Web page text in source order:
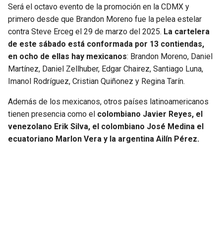
Será el octavo evento de la promoción en la CDMX y
primero desde que Brandon Moreno fue la pelea estelar
contra Steve Erceg el 29 de marzo del 2025. La cartelera
de este sábado está conformada por 13 contiendas,
en ocho de ellas hay mexicanos: Brandon Moreno, Daniel
Martínez, Daniel Zellhuber, Edgar Chairez, Santiago Luna,
Imanol Rodríguez, Cristian Quiñonez y Regina Tarín.
Además de los mexicanos, otros países latinoamericanos
tienen presencia como el colombiano Javier Reyes, el
venezolano Erik Silva, el colombiano José Medina el
ecuatoriano Marlon Vera y la argentina Ailín Pérez.